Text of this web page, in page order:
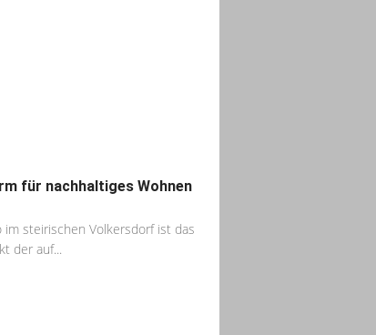
für nachhaltiges Wohnen
im steirischen Volkersdorf ist das
der auf...